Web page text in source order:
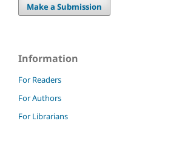
Make a Submission
Information
For Readers
For Authors
For Librarians